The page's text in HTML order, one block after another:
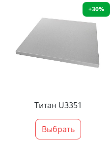
+30%
Титан U3351
Выбрать